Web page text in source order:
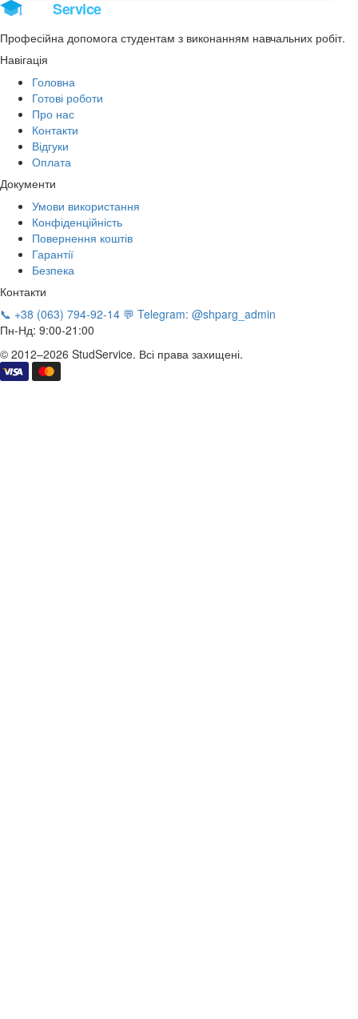
Service
Професійна допомога студентам з виконанням навчальних робіт.
Навігація
Головна
Готові роботи
Про нас
Контакти
Відгуки
Оплата
Документи
Умови використання
Конфіденційність
Повернення коштів
Гарантії
Безпека
Контакти
📞 +38 (063) 794-92-14 💬 Telegram: @shparg_admin
Пн-Нд: 9:00-21:00
© 2012–2026 StudService. Всі права захищені.